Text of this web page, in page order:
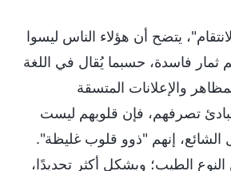
يتضح أن هؤلاء الناس ليسوا
ثمار فاسدة، حسبما يُقال في اللغة
والإعلانات المتسقة
تصرفهم، فإن قلوبهم ليست
إنهم "ذوو قلوب غليظة".
الطيب؛ وبشكل أكثر تحديدًا،